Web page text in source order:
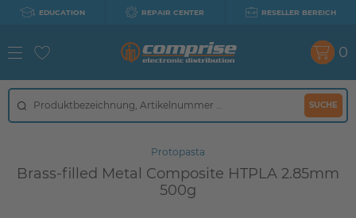
EDUCATION REPAIR CENTER RESELLER BEREICH
SUCHE
0
Protopasta
Brass-filled Metal Composite HTPLA 2.85mm
500g